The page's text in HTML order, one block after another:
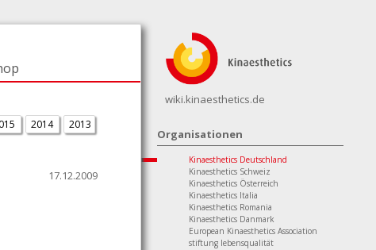
2014
2013
17.12.2009
wiki.kinaesthetics.de
Organisationen
Kinaesthetics Deutschland
Kinaesthetics Schweiz
Kinaesthetics Österreich
Kinaesthetics Italia
Kinaesthetics Romania
Kinaesthetics Danmark
European Kinaesthetics Association
stiftung lebensqualität